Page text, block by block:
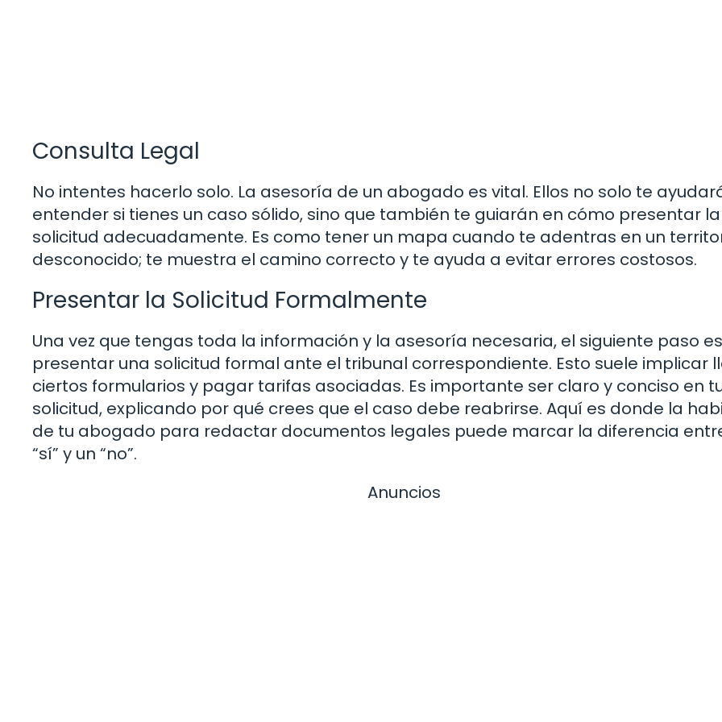
Consulta Legal
No intentes hacerlo solo. La asesoría de un abogado es vital. Ellos no solo te
entender si tienes un caso sólido, sino que también te guiarán en cómo presentar la
solicitud adecuadamente. Es como tener un mapa cuando te adentras en un
desconocido; te muestra el camino correcto y te ayuda a evitar errores costosos.
Presentar la Solicitud Formalmente
Una vez que tengas toda la información y la asesoría necesaria, el siguiente paso es
presentar una solicitud formal ante el tribunal correspondiente. Esto suele implicar
ciertos formularios y pagar tarifas asociadas. Es importante ser claro y conciso en
solicitud, explicando por qué crees que el caso debe reabrirse. Aquí es donde la
de tu abogado para redactar documentos legales puede marcar la diferencia
“sí” y un “no”.
Anuncios